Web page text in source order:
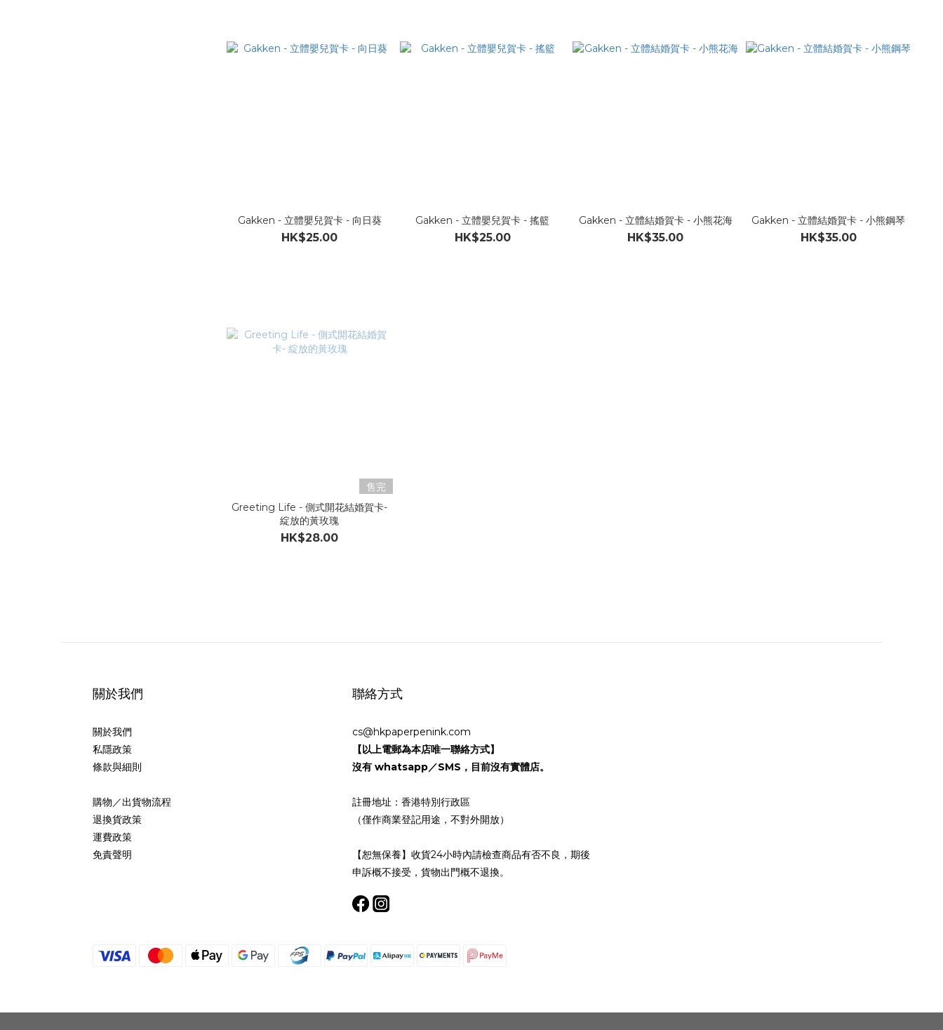
Gakken - 立體嬰兒賀卡 - 向日葵
HK$25.00
Gakken - 立體嬰兒賀卡 - 搖籃
HK$25.00
Gakken - 立體結婚賀卡 - 小熊花海
HK$35.00
Gakken - 立體結婚賀卡 - 小熊鋼琴
HK$35.00
售完
Greeting Life - 側式開花結婚賀卡-
綻放的黃玫瑰
HK$28.00
關於我們
關於我們
私隱政策
條款與細則
購物／出貨物流程
退換貨政策
運費政策
免責聲明
聯絡方式
cs@hkpaperpenink.com
【以上電郵為本店唯一聯絡方式】
沒有 whatsapp／SMS，目前沒有實體店。
註冊地址：香港特別行政區
（僅作商業登記用途，不對外開放）
【恕無保養】收貨24小時內請檢查商品有否不良，期後
申訴概不接受，貨物出門概不退換。